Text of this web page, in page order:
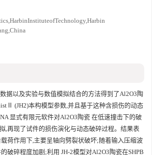
据以及实验与数值模拟结合的方法得到了Al2O3陶
(JH2)本构模型参数,并且基于这种含损伤的动态
显式有限元软件对Al2O3陶瓷 在低速撞击下的破
,再现了试件的损伤演化与动态破碎过程。结果表
荷作用下,主要呈轴向劈裂状破坏;随着输入压缩波
破碎程度加剧;利用 JH-2模型对Al2O3陶瓷在SHPB